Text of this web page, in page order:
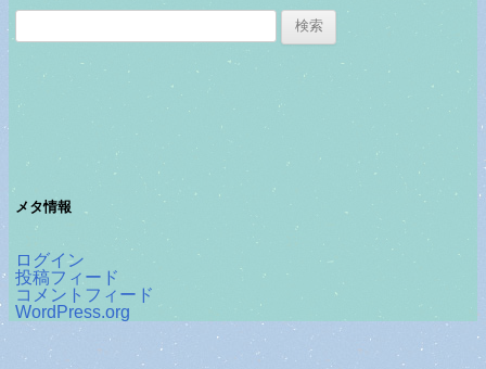
メタ情報
ログイン
投稿フィード
コメントフィード
WordPress.org